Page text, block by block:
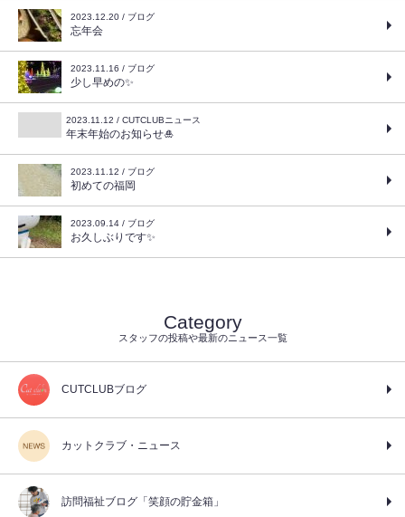
2023.12.20 / ブログ
忘年会
2023.11.16 / ブログ
少し早めの✨
2023.11.12 / CUTCLUBニュース
年末年始のお知らせ🎍
2023.11.12 / ブログ
初めての福岡
2023.09.14 / ブログ
お久しぶりです✨
Category
スタッフの投稿や最新のニュース一覧
CUTCLUBブログ
カットクラブ・ニュース
訪問福祉ブログ「笑顔の貯金箱」